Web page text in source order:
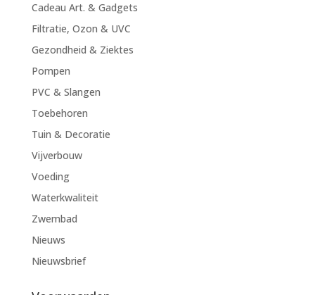
Cadeau Art. & Gadgets
Filtratie, Ozon & UVC
Gezondheid & Ziektes
Pompen
PVC & Slangen
Toebehoren
Tuin & Decoratie
Vijverbouw
Voeding
Waterkwaliteit
Zwembad
Nieuws
Nieuwsbrief